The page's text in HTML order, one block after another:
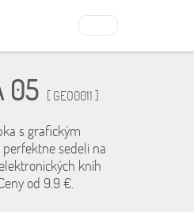
05 [ GEO0011 ]
s grafickým
sedeli na
kníh
od 9.9 €.